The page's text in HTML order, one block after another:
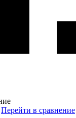
Перейти в сравнение